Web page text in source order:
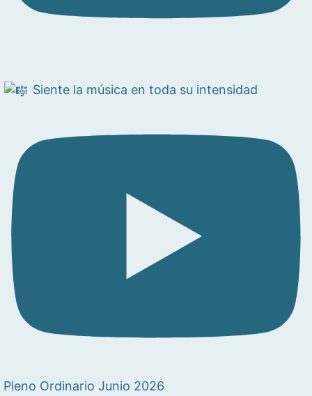
Siente la música en toda su intensidad
Pleno Ordinario Junio 2026